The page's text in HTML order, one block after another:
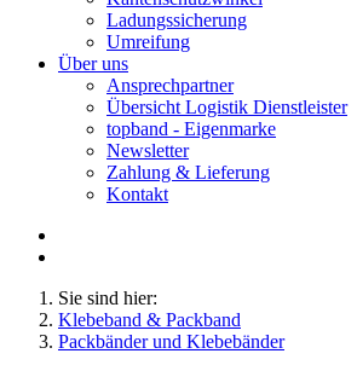
Ladungssicherung
Umreifung
Über uns
Ansprechpartner
Übersicht Logistik Dienstleister
topband - Eigenmarke
Newsletter
Zahlung & Lieferung
Kontakt
Sie sind hier:
Klebeband & Packband
Packbänder und Klebebänder